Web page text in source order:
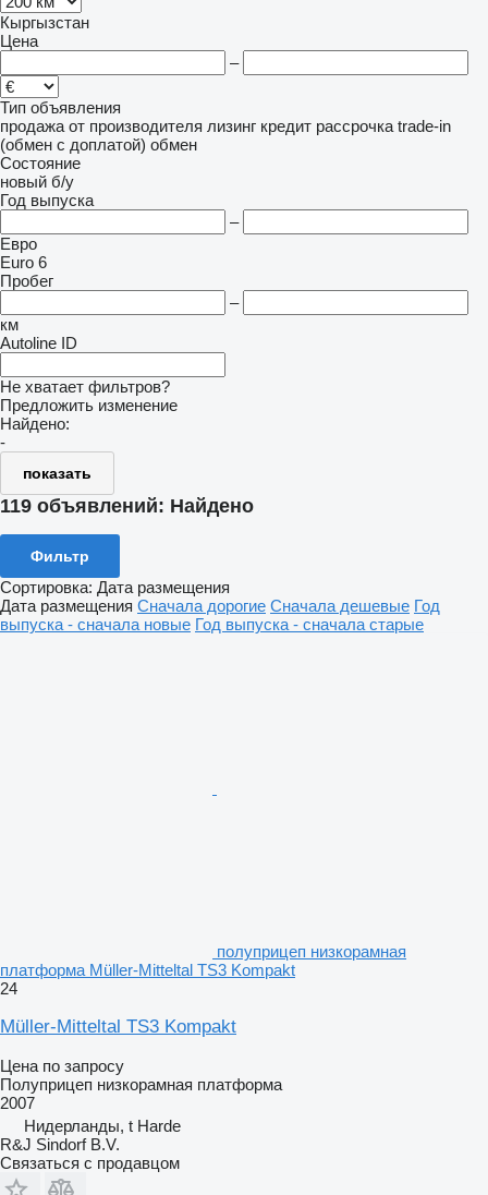
Кыргызстан
Цена
–
Тип объявления
продажа от производителя лизинг кредит рассрочка trade-in
(обмен с доплатой) обмен
Состояние
новый б/у
Год выпуска
–
Евро
Euro 6
Пробег
–
км
Autoline ID
Не хватает фильтров?
Предложить изменение
Найдено:
-
показать
119 объявлений: Найдено
Фильтр
Сортировка: Дата размещения
Дата размещения Сначала дорогие Сначала дешевые Год
выпуска - сначала новые Год выпуска - сначала старые
полуприцеп низкорамная
платформа Müller-Mitteltal TS3 Kompakt
24
Müller-Mitteltal TS3 Kompakt
Цена по запросу
Полуприцеп низкорамная платформа
2007
Нидерланды, t Harde
R&J Sindorf B.V.
Связаться с продавцом